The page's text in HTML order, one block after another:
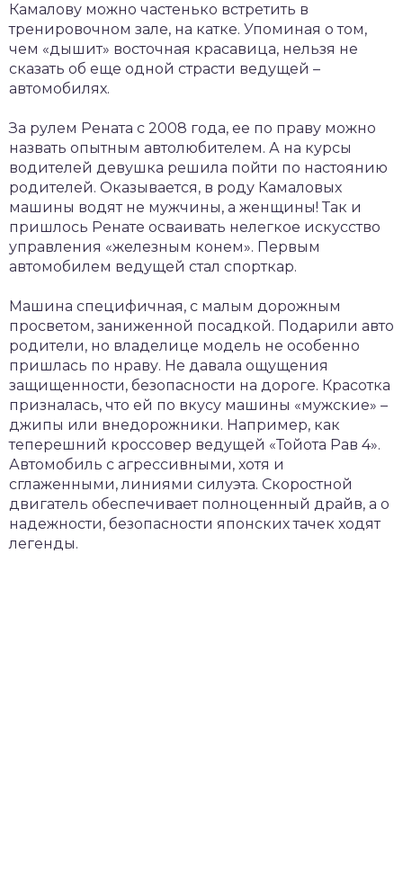
Камалову можно частенько встретить в
тренировочном зале, на катке. Упоминая о том,
чем «дышит» восточная красавица, нельзя не
сказать об еще одной страсти ведущей –
автомобилях.
За рулем Рената с 2008 года, ее по праву можно
назвать опытным автолюбителем. А на курсы
водителей девушка решила пойти по настоянию
родителей. Оказывается, в роду Камаловых
машины водят не мужчины, а женщины! Так и
пришлось Ренате осваивать нелегкое искусство
управления «железным конем». Первым
автомобилем ведущей стал спорткар.
Машина специфичная, с малым дорожным
просветом, заниженной посадкой. Подарили авто
родители, но владелице модель не особенно
пришлась по нраву. Не давала ощущения
защищенности, безопасности на дороге. Красотка
призналась, что ей по вкусу машины «мужские» –
джипы или внедорожники. Например, как
теперешний кроссовер ведущей «Тойота Рав 4».
Автомобиль с агрессивными, хотя и
сглаженными, линиями силуэта. Скоростной
двигатель обеспечивает полноценный драйв, а о
надежности, безопасности японских тачек ходят
легенды.